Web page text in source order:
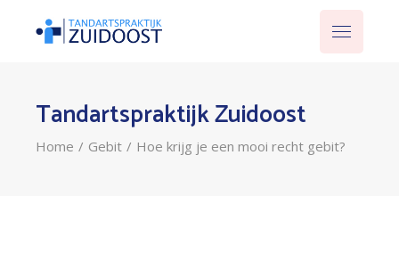
Tandartspraktijk Zuidoost
Home Gebit Hoe krijg je een mooi recht gebit?